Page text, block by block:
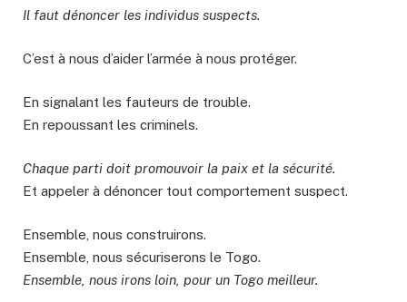
Il faut dénoncer les individus suspects.
C’est à nous d’aider l’armée à nous protéger.
En signalant les fauteurs de trouble.
En repoussant les criminels.
Chaque parti doit promouvoir la paix et la sécurité.
Et appeler à dénoncer tout comportement suspect.
Ensemble, nous construirons.
Ensemble, nous sécuriserons le Togo.
Ensemble, nous irons loin, pour un Togo meilleur.